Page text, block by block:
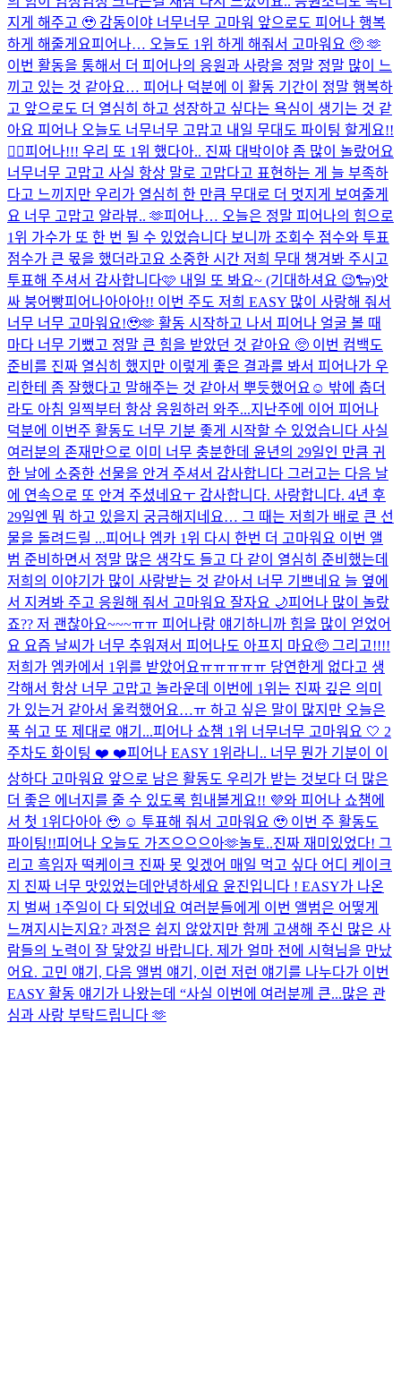
지게 해주고 🥹 감동이야 너무너무 고마워 앞으로도 피어나 행복
하게 해줄게요피어나… 오늘도 1위 하게 해줘서 고마워요 🥺 🫶
이번 활동을 통해서 더 피어나의 응원과 사랑을 정말 정말 많이 느
끼고 있는 것 같아요… 피어나 덕분에 이 활동 기간이 정말 행복하
고 앞으로도 더 열심히 하고 성장하고 싶다는 욕심이 생기는 것 같
아요 피어나 오늘도 너무너무 고맙고 내일 무대도 파이팅 할게요!!
❤️‍🔥피어나!!! 우리 또 1위 했다아.. 진짜 대박이야 좀 많이 놀랐어요
너무너무 고맙고 사실 항상 말로 고맙다고 표현하는 게 늘 부족하
다고 느끼지만 우리가 열심히 한 만큼 무대로 더 멋지게 보여줄게
요 너무 고맙고 알라뷰.. 🫶피어나… 오늘은 정말 피어나의 힘으로
1위 가수가 또 한 번 될 수 있었습니다 보니까 조회수 점수와 투표
점수가 큰 몫을 했더라고요 소중한 시간 저희 무대 챙겨봐 주시고
투표해 주셔서 감사합니다🩷 내일 또 봐요~ (기대하셔요 😉🐑)앗
싸 붕어빵피어나아아아!! 이번 주도 저희 EASY 많이 사랑해 줘서
너무 너무 고마워요!🥹🫶 활동 시작하고 나서 피어나 얼굴 볼 때
마다 너무 기뻤고 정말 큰 힘을 받았던 것 같아요 🥺 이번 컴백도
준비를 진짜 열심히 했지만 이렇게 좋은 결과를 봐서 피어나가 우
리한테 좀 잘했다고 말해주는 것 같아서 뿌듯했어요☺️ 밖에 춥더
라도 아침 일찍부터 항상 응원하러 와주...지난주에 이어 피어나
덕분에 이번주 활동도 너무 기분 좋게 시작할 수 있었습니다 사실
여러분의 존재만으로 이미 너무 충분한데 윤년의 29일인 만큼 귀
한 날에 소중한 선물을 안겨 주셔서 감사합니다 그러고는 다음 날
에 연속으로 또 안겨 주셨네요ㅜ 감사합니다. 사랑합니다. 4년 후
29일엔 뭐 하고 있을지 궁금해지네요… 그 때는 저희가 배로 큰 선
물을 돌려드릴 ...피어나 엠카 1위 다시 한번 더 고마워요 이번 앨
범 준비하면서 정말 많은 생각도 들고 다 같이 열심히 준비했는데
저희의 이야기가 많이 사랑받는 것 같아서 너무 기쁘네요 늘 옆에
서 지켜봐 주고 응원해 줘서 고마워요 잘자요 🌙피어나 많이 놀랐
죠?? 저 괜찮아요~~~ㅠㅠ 피어나랑 얘기하니까 힘을 많이 얻었어
요 요즘 날씨가 너무 추워져서 피어나도 아프지 마요🥺 그리고!!!!
저희가 엠카에서 1위를 받았어요ㅠㅠㅠㅠㅠ 당연한게 없다고 생
각해서 항상 너무 고맙고 놀라운데 이번에 1위는 진짜 깊은 의미
가 있는거 같아서 울컥했어요…ㅠ 하고 싶은 말이 많지만 오늘은
푹 쉬고 또 제대로 얘기...피어나 쇼챔 1위 너무너무 고마워요 🤍 2
주차도 화이팅 ❤️ ❤️피어나 EASY 1위라니.. 너무 뭔가 기분이 이
상하다 고마워요 앞으로 남은 활동도 우리가 받는 것보다 더 많은
더 좋은 에너지를 줄 수 있도록 힘내볼게요!! 💜와 피어나 쇼챔에
서 첫 1위다아아 🥹 ☺️ 투표해 줘서 고마워요 🥹 이번 주 활동도
파이팅!!피어나 오늘도 가즈으으으아🫶놀토..진짜 재미있었다! 그
리고 흑임자 떡케이크 진짜 못 잊겠어 매일 먹고 싶다 어디 케이크
지 진짜 너무 맛있었는데 안녕하세요 윤진입니다 ! EASY가 나온
지 벌써 1주일이 다 되었네요 여러분들에게 이번 앨범은 어떻게
느껴지시는지요? 과정은 쉽지 않았지만 함께 고생해 주신 많은 사
람들의 노력이 잘 닿았길 바랍니다. 제가 얼마 전에 시혁님을 만났
어요. 고민 얘기, 다음 앨범 얘기, 이런 저런 얘기를 나누다가 이번
EASY 활동 얘기가 나왔는데 “사실 이번에 여러분께 큰...많은 관
심과 사랑 부탁드립니다 🫶